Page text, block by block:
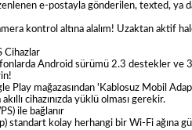
e-postayla gönderilen, texted, ya
kontrol altına alalım! Uzaktan aktif
Cihazlar
Android sürümü 2.3 destekler ve
Play mağazasından 'Kablosuz Mobil
cihazınızda yüklü olması gerekir.
ile bağlanır
standart kolay herhangi bir Wi-Fi ağına